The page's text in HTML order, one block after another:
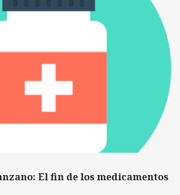
El fin de los medicamentos